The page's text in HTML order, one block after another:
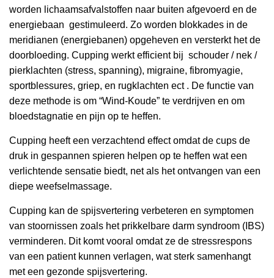
worden lichaamsafvalstoffen naar buiten afgevoerd en de
energiebaan gestimuleerd. Zo worden blokkades in de
meridianen (energiebanen) opgeheven en versterkt het de
doorbloeding. Cupping werkt efficient bij schouder / nek /
pierklachten (stress, spanning), migraine, fibromyagie,
sportblessures, griep, en rugklachten ect . De functie van
deze methode is om “Wind-Koude” te verdrijven en om
bloedstagnatie en pijn op te heffen.
Cupping heeft een verzachtend effect omdat de cups de
druk in gespannen spieren helpen op te heffen wat een
verlichtende sensatie biedt, net als het ontvangen van een
diepe weefselmassage.
Cupping kan de spijsvertering verbeteren en symptomen
van stoornissen zoals het prikkelbare darm syndroom (IBS)
verminderen. Dit komt vooral omdat ze de stressrespons
van een patient kunnen verlagen, wat sterk samenhangt
met een gezonde spijsvertering.